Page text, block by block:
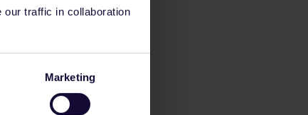
our traffic in collaboration
Marketing